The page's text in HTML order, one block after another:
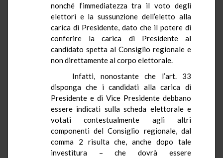
nonché l’immediatezza tra il voto degli
elettori e la sussunzione dell’eletto alla
carica di Presidente, dato che il potere di
conferire la carica di Presidente al
candidato spetta al Consiglio regionale e
non direttamente al corpo elettorale.
Infatti, nonostante che l’art. 33
disponga che i candidati alla carica di
Presidente e di Vice Presidente debbano
essere indicati sulla scheda elettorale e
votati contestualmente agli altri
componenti del Consiglio regionale, dal
comma 2 risulta che, anche dopo tale
investitura – che dovrà essere